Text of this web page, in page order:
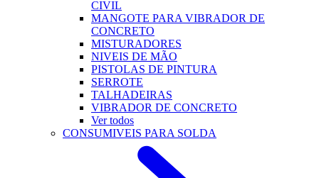
CIVIL
MANGOTE PARA VIBRADOR DE
CONCRETO
MISTURADORES
NIVEIS DE MÃO
PISTOLAS DE PINTURA
SERROTE
TALHADEIRAS
VIBRADOR DE CONCRETO
Ver todos
CONSUMIVEIS PARA SOLDA